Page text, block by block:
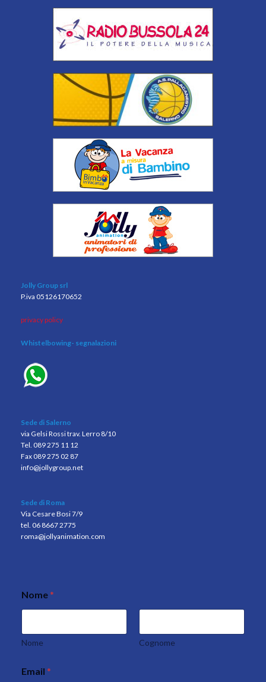
Jolly Group srl
P.iva 05126170652
privacy policy
Whistelbowing- segnalazioni
Sede di Salerno
via Gelsi Rossi trav. Lerro 8/10
Tel. 089 275 11 12
Fax 089 275 02 87
info@jollygroup.net
Sede di Roma
Via Cesare Bosi 7/9
tel. 06 8667 2775
roma@jollyanimation.com
Nome*
Nome Cognome
Email *